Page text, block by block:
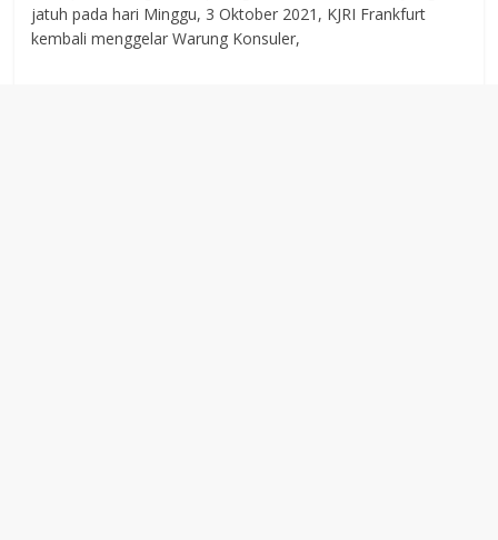
jatuh pada hari Minggu, 3 Oktober 2021, KJRI Frankfurt
kembali menggelar Warung Konsuler,